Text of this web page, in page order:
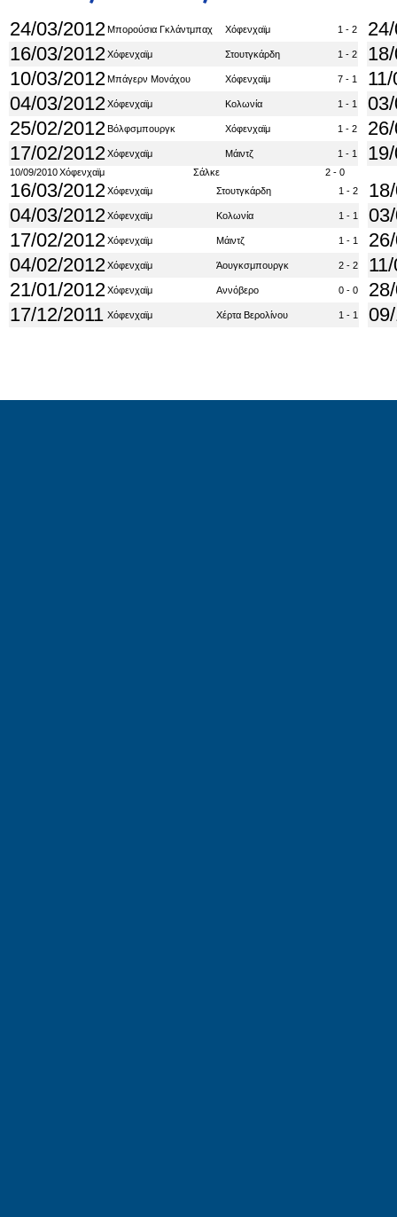
24/03/2012 Μπορούσια Γκλάντμπαχ Χόφενχαϊμ 1 - 2
16/03/2012Χόφενχαϊμ Στουτγκάρδη 1 - 2
10/03/2012 Μπάγερν Μονάχου Χόφενχαϊμ 7 - 1
04/03/2012Χόφενχαϊμ Κολωνία 1 - 1
25/02/2012 Βόλφσμπουργκ Χόφενχαϊμ 1 - 2
17/02/2012Χόφενχαϊμ Μάιντζ 1 - 1
10/09/2010Χόφενχαϊμ Σάλκε 2 - 0
16/03/2012Χόφενχαϊμ Στουτγκάρδη 1 - 2
04/03/2012Χόφενχαϊμ Κολωνία 1 - 1
17/02/2012Χόφενχαϊμ Μάιντζ 1 - 1
04/02/2012Χόφενχαϊμ Άουγκσμπουργκ 2 - 2
21/01/2012Χόφενχαϊμ Αννόβερο 0 - 0
17/12/2011 Χόφενχαϊμ Χέρτα Βερολίνου 1 - 1